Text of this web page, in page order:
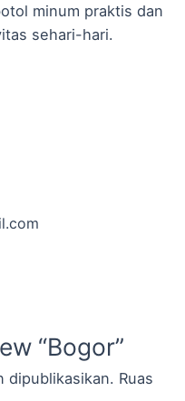
minum praktis dan
sehari-hari.
“Bogor”
dipublikasikan. Ruas